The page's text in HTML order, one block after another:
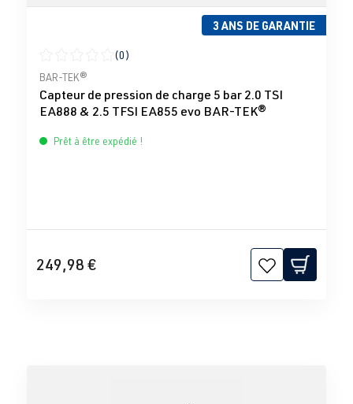
3 ANS DE GARANTIE
Note moyenne de 0 sur 5 étoiles
(0)
BAR-TEK®
Capteur de pression de charge 5 bar 2.0 TSI
EA888 & 2.5 TFSI EA855 evo BAR-TEK®
Prêt à être expédié !
249,98 €